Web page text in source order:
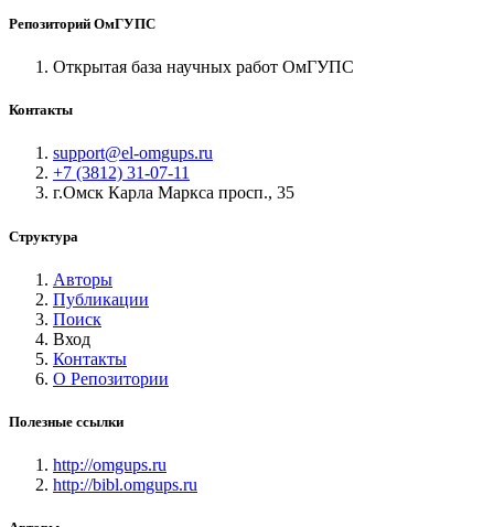
Репозиторий ОмГУПС
Открытая база научных работ ОмГУПС
Контакты
support@el-omgups.ru
+7 (3812) 31-07-11
г.Омск Карла Маркса просп., 35
Структура
Авторы
Публикации
Поиск
Вход
Контакты
О Репозитории
Полезные ссылки
http://omgups.ru
http://bibl.omgups.ru